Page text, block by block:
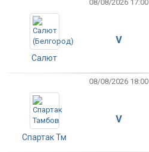
08/08/2026 17:00
Салют
V
08/08/2026 18:00
Спартак Тм
V